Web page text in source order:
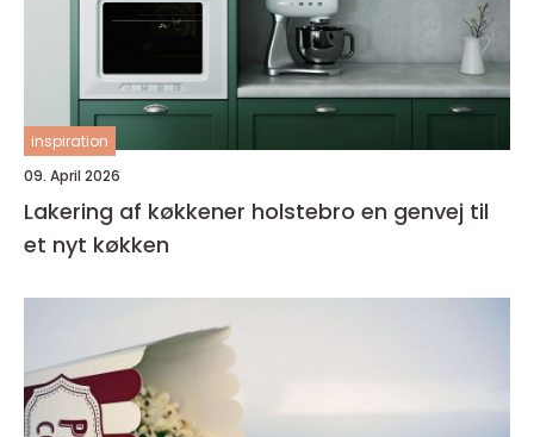
inspiration
09. April 2026
Lakering af køkkener holstebro en genvej til
et nyt køkken